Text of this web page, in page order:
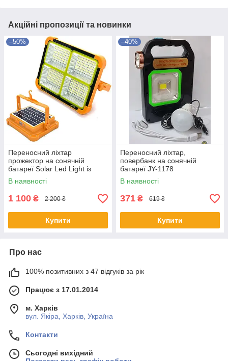
Акційні пропозиції та новинки
–50%
Переносний ліхтар
прожектор на сонячній
батареї Solar Led Light із
функцією power bank
В наявності
1 100 ₴ 2 200 ₴
Купити
–40%
Переносний ліхтар,
повербанк на сонячній
батареї JY-1178
В наявності
371 ₴ 619 ₴
Купити
Про нас
100% позитивних з 47 відгуків за рік
Працює з 17.01.2014
м. Харків
вул. Якіра, Харків, Україна
Контакти
Сьогодні вихідний